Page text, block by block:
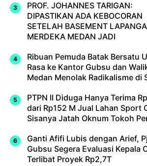
PROF. JOHANNES TARIGAN:
DIPASTIKAN ADA KEBOCORAN
SETELAH BASEMENT
MERDEKA MEDAN JADI
Ribuan Pemuda Batak Bersatu
Rasa ke Kantor Gubsu dan
Medan Menolak Radikalisme di
PTPN II Diduga Hanya Terima
dari Rp152 M Jual Lahan Sport
Sisanya Jatah Oknum Tokoh
Ganti Afifi Lubis dengan Arief, Pj
Gubsu Segera Evaluasi Kepala
Terlibat Proyek Rp2,7T